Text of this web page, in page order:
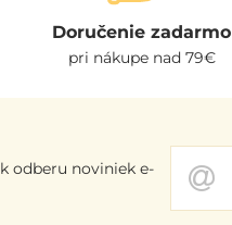
Doručenie zadarmo
pri nákupe nad 79€
odberu noviniek e-